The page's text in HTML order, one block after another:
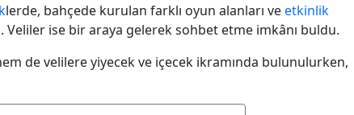
lerde, bahçede kurulan farklı oyun alanları veetkinlik
Veliler ise bir araya gelerek sohbet etme imkânı buldu.
de velilere yiyecek ve içecek ikramında bulunulurken,